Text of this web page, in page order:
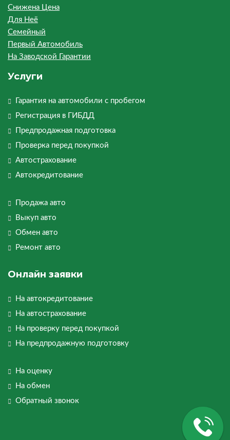
Снижена Цена
Для Неё
Семейный
Первый Автомобиль
На Заводской Гарантии
Услуги
Гарантия на автомобили с пробегом
Регистрация в ГИБДД
Предпродажная подготовка
Проверка перед покупкой
Автострахование
Автокредитование
Продажа авто
Выкуп авто
Обмен авто
Ремонт авто
Онлайн заявки
На автокредитование
На автострахование
На проверку перед покупкой
На предпродажную подготовку
На оценку
На обмен
Обратный звонок